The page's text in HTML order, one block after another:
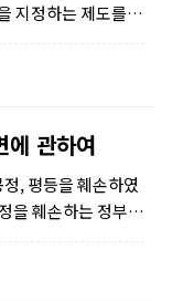
지정하는 제도를
직접적인 관련이
에 관하여
, 평등을 훼손하였
을 훼손하는 정부는
과 윤미향 전 의원